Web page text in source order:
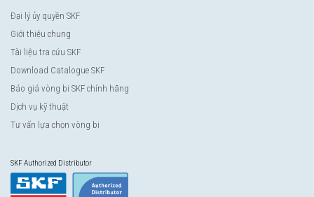
Đại lý ủy quyền SKF
Giới thiệu chung
Tài liệu tra cứu SKF
Download Catalogue SKF
Báo giá vòng bi SKF chính hãng
Dịch vụ kỹ thuật
Tư vấn lựa chọn vòng bi
SKF Authorized Distributor